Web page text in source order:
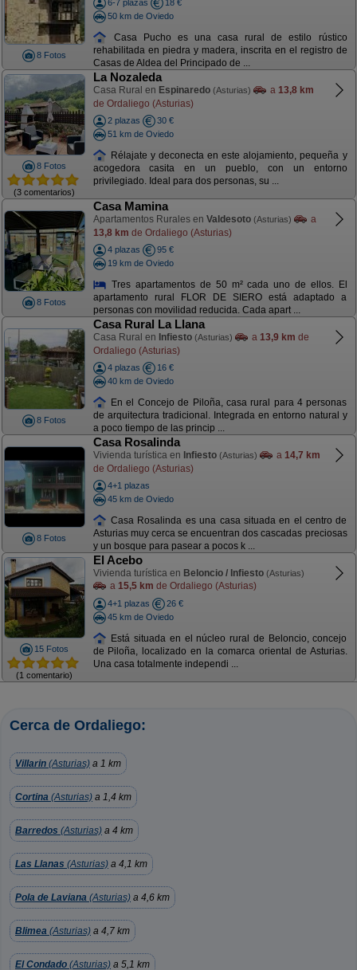
8 Fotos
6-7 plazas
18 €
50 km de Oviedo
Casa Pucho es una casa rural de estilo rústico
rehabilitada en piedra y madera, inscrita en el registro de
Casas de Aldea del Principado de ...
8 Fotos
(3 comentarios)
La Nozaleda
Casa Rural en Espinaredo (Asturias) a 13,8 km
de Ordaliego (Asturias)
2 plazas
30 €
51 km de Oviedo
Rélajate y deconecta en este alojamiento, pequeña y
acogedora casita en un pueblo, con un entorno
privilegiado. Ideal para dos personas, su ...
8 Fotos
Casa Mamina
Apartamentos Rurales en Valdesoto (Asturias)
a
13,8 km de Ordaliego (Asturias)
4 plazas
95 €
19 km de Oviedo
Tres apartamentos de 50 m² cada uno de ellos. El
apartamento rural FLOR DE SIERO está adaptado a
personas con movilidad reducida. Cada apart ...
8 Fotos
Casa Rural La Llana
Casa Rural en Infiesto (Asturias) a 13,9 km de
Ordaliego (Asturias)
4 plazas
16 €
40 km de Oviedo
En el Concejo de Piloña, casa rural para 4 personas
de arquitectura tradicional. Integrada en entorno natural y
a poco tiempo de las princip ...
8 Fotos
Casa Rosalinda
Vivienda turística en Infiesto (Asturias) a 14,7 km
de Ordaliego (Asturias)
4+1 plazas
45 km de Oviedo
Casa Rosalinda es una casa situada en el centro de
Asturias muy cerca se encuentran dos cascadas preciosas
y un bosque para pasear a pocos k ...
15 Fotos
(1 comentario)
El Acebo
Vivienda turística en Beloncio / Infiesto (Asturias)
a 15,5 km de Ordaliego (Asturias)
4+1 plazas
26 €
45 km de Oviedo
Está situada en el núcleo rural de Beloncio, concejo
de Piloña, localizado en la comarca oriental de Asturias.
Una casa totalmente independi ...
Cerca de Ordaliego:
Villarin (Asturias) a 1 km
Cortina (Asturias) a 1,4 km
Barredos (Asturias) a 4 km
Las Llanas (Asturias) a 4,1 km
Pola de Laviana (Asturias) a 4,6 km
Blimea (Asturias) a 4,7 km
El Condado (Asturias) a 5,1 km